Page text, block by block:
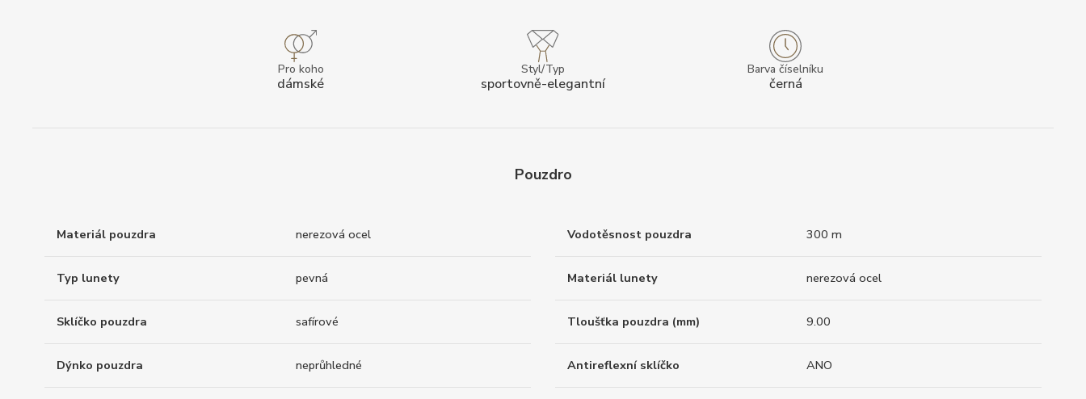
Pro koho
dámské
Styl/Typ
sportovně-elegantní
Barva číselníku
černá
Pouzdro
Materiál pouzdra nerezová ocel Vodotěsnost pouzdra 300 m
Typ lunety pevná Materiál lunety nerezová ocel
Sklíčko pouzdra safírové Tloušťka pouzdra (mm) 9.00
Dýnko pouzdra neprůhledné Antireflexní sklíčko ANO